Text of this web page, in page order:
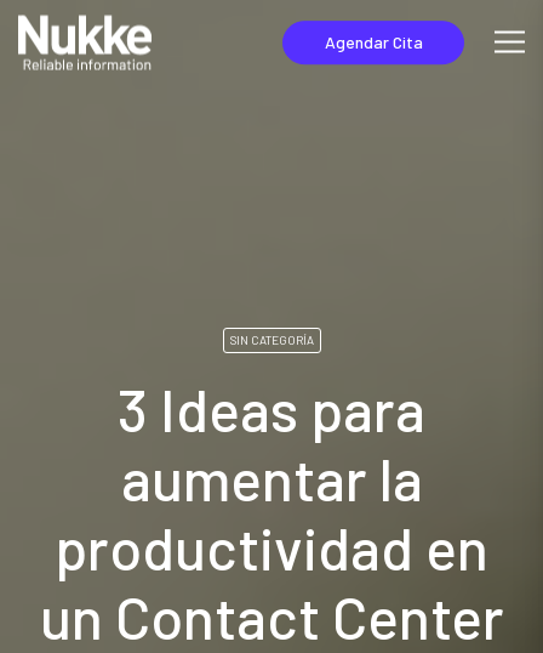
Agendar Cita
SIN CATEGORÍA
3 Ideas para
aumentar la
productividad en
un Contact Center